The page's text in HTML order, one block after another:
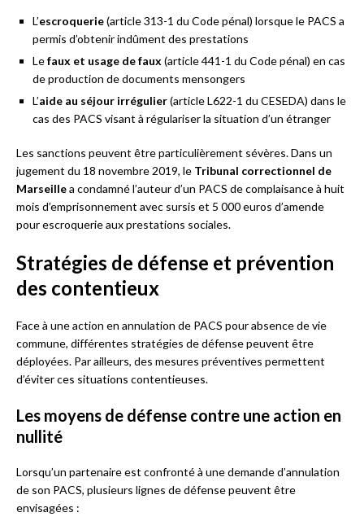
L’escroquerie(article 313-1 du Code pénal) lorsque le PACS a
permis d’obtenir indûment des prestations
Lefaux et usage de faux (article 441-1 du Code pénal) en cas
de production de documents mensongers
L’aide au séjour irrégulier(article L622-1 du CESEDA) dans le
cas des PACS visant à régulariser la situation d’un étranger
Les sanctions peuvent être particulièrement sévères. Dans un
jugement du 18 novembre 2019, le Tribunal correctionnel de
Marseillea condamné l’auteur d’un PACS de complaisance à huit
mois d’emprisonnement avec sursis et 5 000 euros d’amende
pour escroquerie aux prestations sociales.
Stratégies de défense et prévention
des contentieux
Face à une action en annulation de PACS pour absence de vie
commune, différentes stratégies de défense peuvent être
déployées. Par ailleurs, des mesures préventives permettent
d’éviter ces situations contentieuses.
Les moyens de défense contre une action en
nullité
Lorsqu’un partenaire est confronté à une demande d’annulation
de son PACS, plusieurs lignes de défense peuvent être
envisagées :